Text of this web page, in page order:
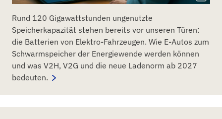
Rund 120 Gigawattstunden ungenutzte
Speicherkapazität stehen bereits vor unseren Türen:
die Batterien von Elektro-Fahrzeugen. Wie E-Autos zum
Schwarmspeicher der Energiewende werden können
und was V2H, V2G und die neue Ladenorm ab 2027
bedeuten.